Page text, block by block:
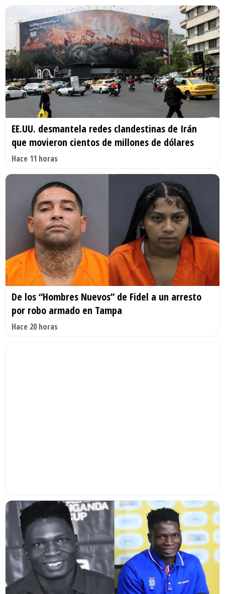
EE.UU. desmantela redes clandestinas de Irán
que movieron cientos de millones de dólares
Hace 11 horas
De los “Hombres Nuevos” de Fidel a un arresto
por robo armado en Tampa
Hace 20 horas